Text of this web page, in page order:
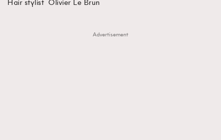
Hair stylist Olivier Le Brun
Advertisement